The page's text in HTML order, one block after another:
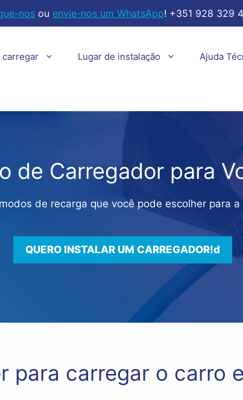
nosou envie-nos um WhatsApp! +351 928 329
Lugar de instalação Ajuda
de Carregador para
de recarga que você pode escolher para a
QUERO INSTALAR UM CARREGADOR!d
para carregar o carro